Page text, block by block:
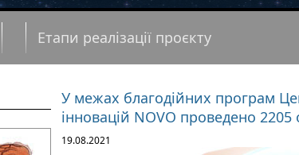
Етапи реалізації проєкту
У межах благодійних програм
інновацій NOVO проведено
19.08.2021